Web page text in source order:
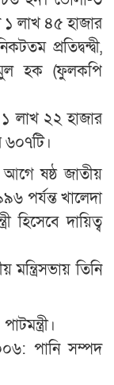
লাখ ৪৫ হাজার
প্রতিদ্বন্দ্বী,
হক (ফুলকপি
লাখ ২২ হাজার
ষষ্ঠ জাতীয়
পর্যন্ত খালেদা
হিসেবে দায়িত্ব
তিনি
পানি সম্পদ